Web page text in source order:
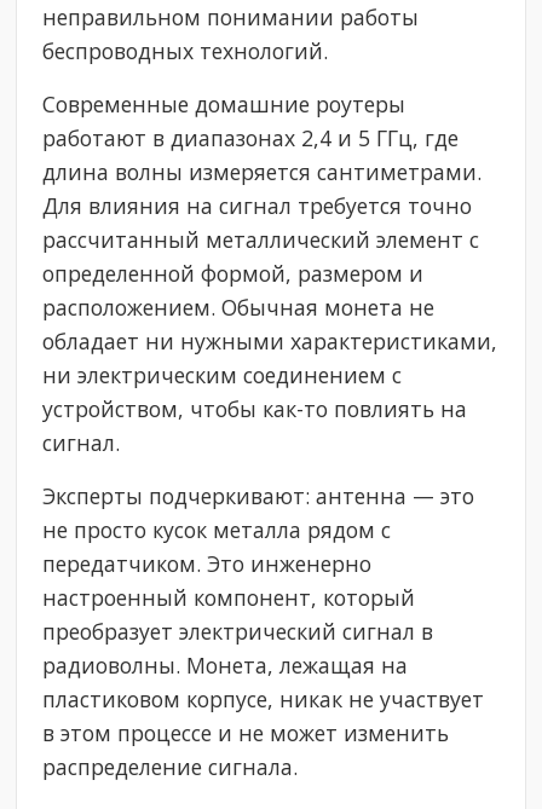
неправильном понимании работы
беспроводных технологий.
Современные домашние роутеры
работают в диапазонах 2,4 и 5 ГГц, где
длина волны измеряется сантиметрами.
Для влияния на сигнал требуется точно
рассчитанный металлический элемент с
определенной формой, размером и
расположением. Обычная монета не
обладает ни нужными характеристиками,
ни электрическим соединением с
устройством, чтобы как-то повлиять на
сигнал.
Эксперты подчеркивают: антенна — это
не просто кусок металла рядом с
передатчиком. Это инженерно
настроенный компонент, который
преобразует электрический сигнал в
радиоволны. Монета, лежащая на
пластиковом корпусе, никак не участвует
в этом процессе и не может изменить
распределение сигнала.